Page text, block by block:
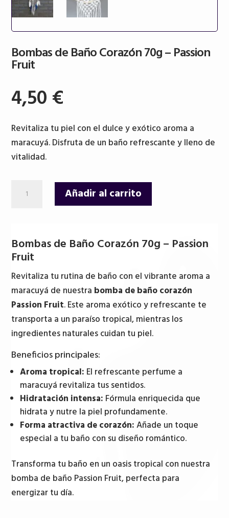
Bombas de Baño Corazón 70g – Passion
Fruit
4,50€
Revitaliza tu piel con el dulce y exótico aroma a
maracuyá. Disfruta de un baño refrescante y lleno de
vitalidad.
70g
-
Passion
Fruit
cantidad
Añadir al carrito
Bombas de Baño Corazón 70g – Passion
Fruit
Revitaliza tu rutina de baño con el vibrante aroma a
maracuyá de nuestra bomba de baño corazón
Passion Fruit. Este aroma exótico y refrescante te
transporta a un paraíso tropical, mientras los
ingredientes naturales cuidan tu piel.
Beneficios principales:
Aroma tropical: El refrescante perfume a
maracuyá revitaliza tus sentidos.
Hidratación intensa: Fórmula enriquecida que
hidrata y nutre la piel profundamente.
Forma atractiva de corazón:Añade un toque
especial a tu baño con su diseño romántico.
Transforma tu baño en un oasis tropical con nuestra
bomba de baño Passion Fruit, perfecta para
energizar tu día.